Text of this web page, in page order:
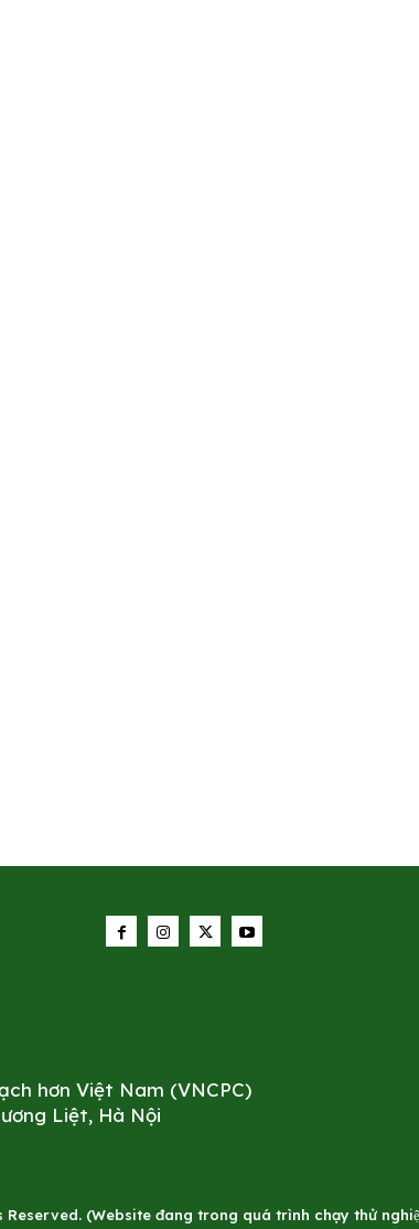
hơn Việt Nam (VNCPC)
Liệt, Hà Nội
Reserved. (Website đang trong quá trình chạy thử